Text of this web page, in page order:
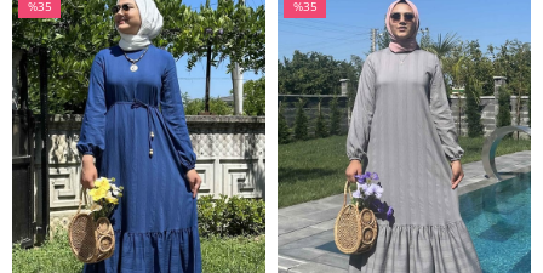
%35
İndirim
%35İndirim
%35
%35İndirim